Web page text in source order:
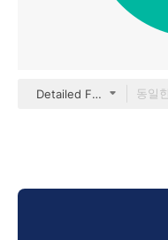
Detailed Flat Circular Flat